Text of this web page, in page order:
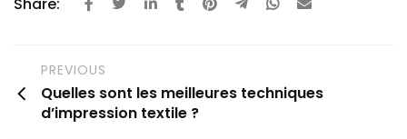
PREVIOUS
Quelles sont les meilleures techniques
d’impression textile ?